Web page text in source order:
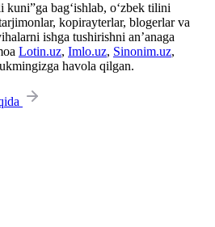
bag‘ishlab, o‘zbek tilini
kopirayterlar, blogerlar va
ishga tushirishni an’anaga
Lotin.uz, Imlo.uz, Sinonim.uz,
havola qilgan.